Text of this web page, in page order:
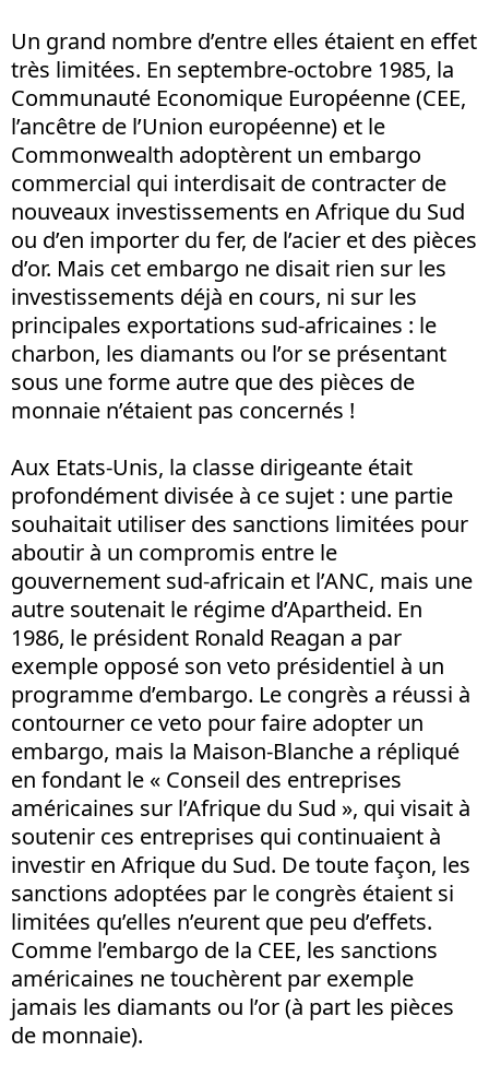
Un grand nombre d’entre elles étaient en effet
très limitées. En septembre-octobre 1985, la
Communauté Economique Européenne (CEE,
l’ancêtre de l’Union européenne) et le
Commonwealth adoptèrent un embargo
commercial qui interdisait de contracter de
nouveaux investissements en Afrique du Sud
ou d’en importer du fer, de l’acier et des pièces
d’or. Mais cet embargo ne disait rien sur les
investissements déjà en cours, ni sur les
principales exportations sud-africaines : le
charbon, les diamants ou l’or se présentant
sous une forme autre que des pièces de
monnaie n’étaient pas concernés !
Aux Etats-Unis, la classe dirigeante était
profondément divisée à ce sujet : une partie
souhaitait utiliser des sanctions limitées pour
aboutir à un compromis entre le
gouvernement sud-africain et l’ANC, mais une
autre soutenait le régime d’Apartheid. En
1986, le président Ronald Reagan a par
exemple opposé son veto présidentiel à un
programme d’embargo. Le congrès a réussi à
contourner ce veto pour faire adopter un
embargo, mais la Maison-Blanche a répliqué
en fondant le « Conseil des entreprises
américaines sur l’Afrique du Sud », qui visait à
soutenir ces entreprises qui continuaient à
investir en Afrique du Sud. De toute façon, les
sanctions adoptées par le congrès étaient si
limitées qu’elles n’eurent que peu d’effets.
Comme l’embargo de la CEE, les sanctions
américaines ne touchèrent par exemple
jamais les diamants ou l’or (à part les pièces
de monnaie).